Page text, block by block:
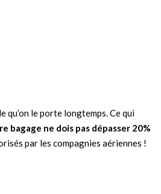
qu’on le porte longtemps. Ce qui
bagage ne dois pas dépasser 20%
par les compagnies aériennes !